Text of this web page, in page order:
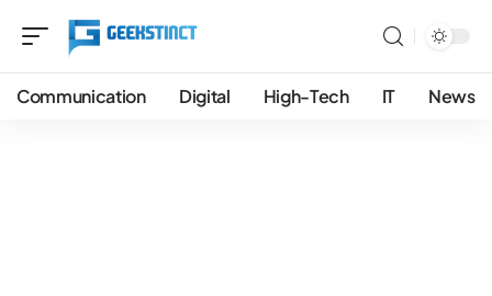
Communication Digital High-Tech IT News